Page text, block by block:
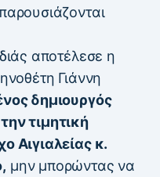
αποτέλεσε η
Γιάννη
δημιουργός
τιμητική
Αιγιαλείας κ.
μην μπορώντας να